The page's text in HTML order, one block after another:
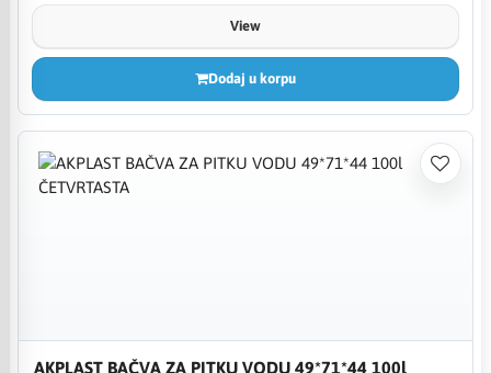
View
Dodaj u korpu
AKPLAST BAČVA ZA PITKU VODU 49*71*44 100l